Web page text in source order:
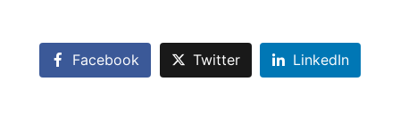
Facebook Twitter LinkedIn